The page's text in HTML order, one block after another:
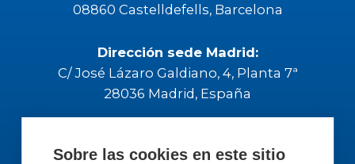
Sobre las cookies en este sitio
08860 Castelldefells, Barcelona
Dirección sede Madrid:
C/ José Lázaro Galdiano, 4, Planta 7ª
28036 Madrid, España
Contacta con Nosotros